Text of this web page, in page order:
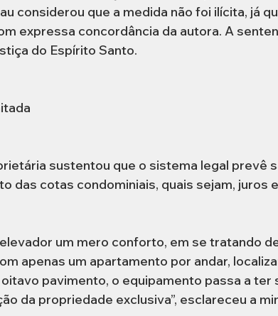
considerou que a medida não foi ilícita, já
expressa concordância da autora. A
do Espírito Santo.
sustentou que o sistema legal prevê
das cotas condominiais, quais sejam, juros
um mero conforto, em se tratando
apenas um apartamento por andar,
pavimento, o equipamento passa a ter
da propriedade exclusiva”, esclareceu a